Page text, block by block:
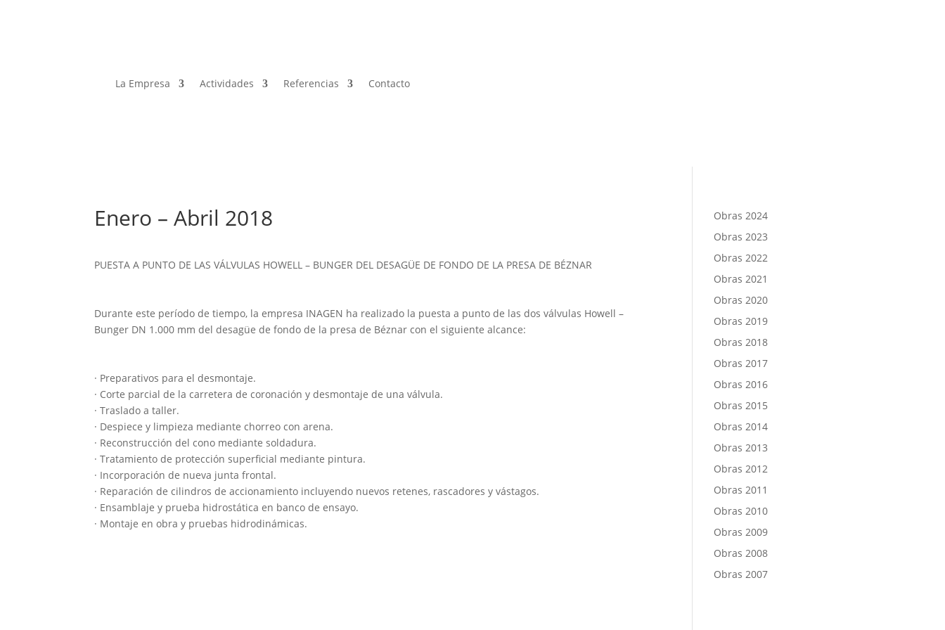
La Empresa Actividades Referencias Contacto
Enero – Abril 2018
PUESTA A PUNTO DE LAS VÁLVULAS HOWELL – BUNGER DEL DESAGÜE DE FONDO DE LA PRESA DE BÉZNAR
Durante este período de tiempo, la empresa INAGEN ha realizado la puesta a punto de las dos válvulas Howell –
Bunger DN 1.000 mm del desagüe de fondo de la presa de Béznar con el siguiente alcance:
· Preparativos para el desmontaje.
· Corte parcial de la carretera de coronación y desmontaje de una válvula.
· Traslado a taller.
· Despiece y limpieza mediante chorreo con arena.
· Reconstrucción del cono mediante soldadura.
· Tratamiento de protección superficial mediante pintura.
· Incorporación de nueva junta frontal.
· Reparación de cilindros de accionamiento incluyendo nuevos retenes, rascadores y vástagos.
· Ensamblaje y prueba hidrostática en banco de ensayo.
· Montaje en obra y pruebas hidrodinámicas.
Obras 2024
Obras 2023
Obras 2022
Obras 2021
Obras 2020
Obras 2019
Obras 2018
Obras 2017
Obras 2016
Obras 2015
Obras 2014
Obras 2013
Obras 2012
Obras 2011
Obras 2010
Obras 2009
Obras 2008
Obras 2007